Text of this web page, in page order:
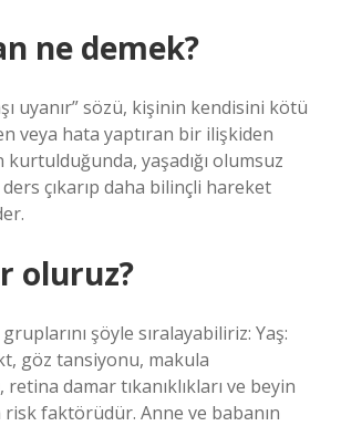
ne demek?
uyanır” sözü, kişinin kendisini kötü
veya hata yaptıran bir ilişkiden
yaşadığı olumsuz
çıkarıp daha bilinçli hareket
oluruz?
şöyle sıralayabiliriz: Yaş:
göz tansiyonu, makula
damar tıkanıklıkları ve beyin
risk faktörüdür. Anne ve babanın